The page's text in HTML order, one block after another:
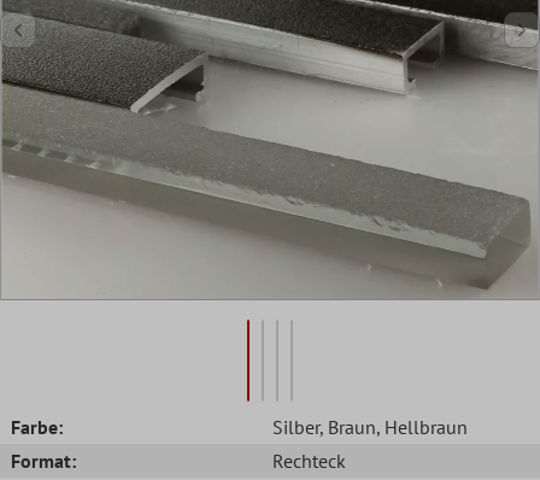
Farbe: Silber, Braun, Hellbraun
Format:
Rechteck